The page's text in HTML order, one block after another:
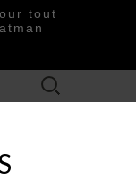
tout
Rechercher :